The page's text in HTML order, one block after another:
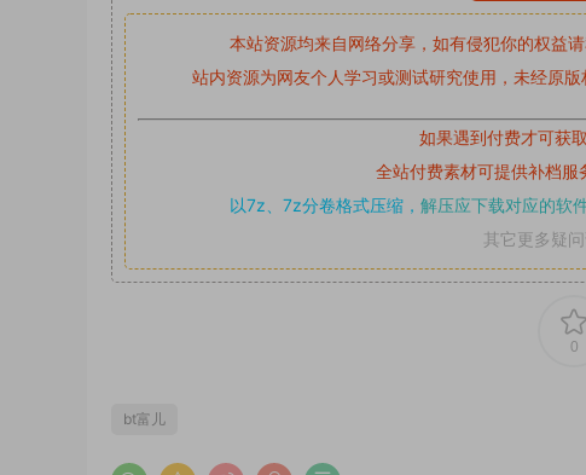
本站资源均来自网络分享，如有侵犯你的权益请
站内资源为网友个人学习或测试研究使用，未经原
如果遇到付费才可获
全站付费素材可提供补档服
以7z、7z分卷格式压缩， 解压应下载对应的软
其它更多疑
0
bt富儿